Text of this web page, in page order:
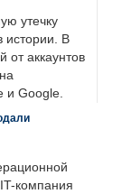
утечку
истории. В
от аккаунтов
и Google.
компания